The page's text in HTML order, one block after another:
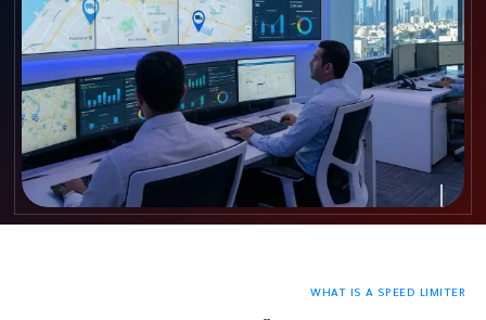
WHAT IS A SPEED LIMITER